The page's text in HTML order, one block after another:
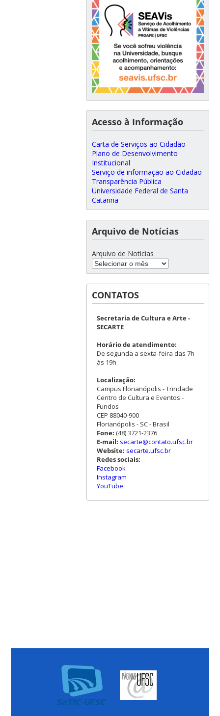
Acesso à Informação
Carta de Serviços ao Cidadão
Plano de Desenvolvimento
Institucional
Serviço de informação ao Cidadão
Transparência Pública
Universidade Federal de Santa
Catarina
Arquivo de Notícias
Arquivo de Notícias
CONTATOS
Secretaria de Cultura e Arte -
SECARTE
Horário de atendimento:
De segunda a sexta-feira das 7h
às 19h
Localização:
Campus Florianópolis - Trindade
Centro de Cultura e Eventos -
Fundos
CEP 88040-900
Florianópolis - SC - Brasil
Fone: (48) 3721-2376
E-mail: secarte@contato.ufsc.br
Website: secarte.ufsc.br
Redes sociais:
Facebook
Instagram
YouTube